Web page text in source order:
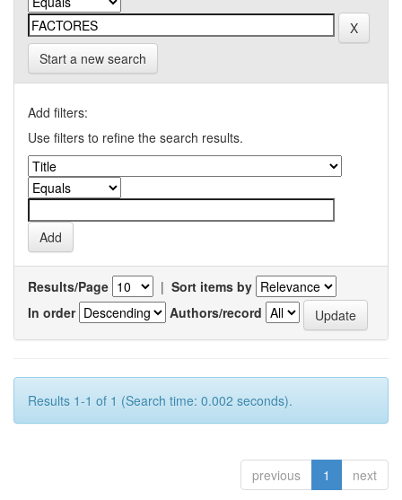
Start a new search
Add filters:
Use filters to refine the search results.
Results/Page | Sort items by
In order
Authors/record
Results 1-1 of 1 (Search time: 0.002 seconds).
previous 1 next